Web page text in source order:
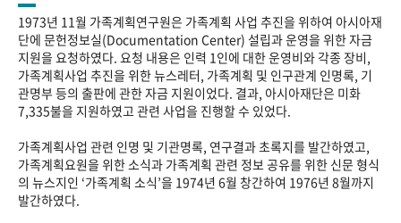
1973년 11월 가족계획연구원은 가족계획 사업 추진을 위하여 아시아재
단에 문헌정보실(Documentation Center) 설립과 운영을 위한 자금
지원을 요청하였다. 요청 내용은 인력 1인에 대한 운영비와 각종 장비,
가족계획사업 추진을 위한 뉴스레터, 가족계획 및 인구관계 인명록, 기
관명부 등의 출판에 관한 자금 지원이었다. 결과, 아시아재단은 미화
7,335불을 지원하였고 관련 사업을 진행할 수 있었다.
가족계획사업 관련 인명 및 기관명록, 연구결과 초록지를 발간하였고,
가족계획요원을 위한 소식과 가족계획 관련 정보 공유를 위한 신문 형식
의 뉴스지인 ‘가족계획 소식’을 1974년 6월 창간하여 1976년 8월까지
발간하였다.